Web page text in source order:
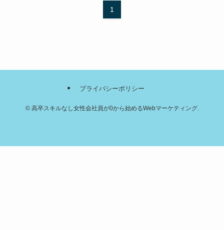
1
プライバシーポリシー
©高卒スキルなし女性会社員が0から始めるWebマーケティング.